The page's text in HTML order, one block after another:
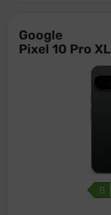
Google
Pixel 10 Pro XL